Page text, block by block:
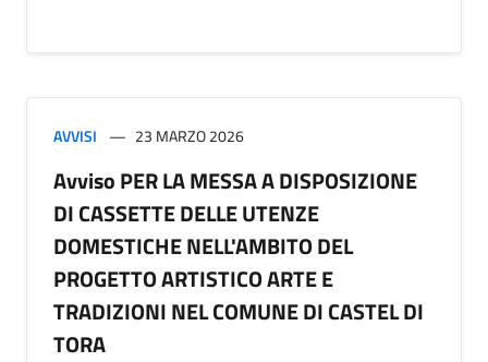
AVVISI 23 MARZO 2026
Avviso PER LA MESSA A DISPOSIZIONE
DI CASSETTE DELLE UTENZE
DOMESTICHE NELL'AMBITO DEL
PROGETTO ARTISTICO ARTE E
TRADIZIONI NEL COMUNE DI CASTEL DI
TORA